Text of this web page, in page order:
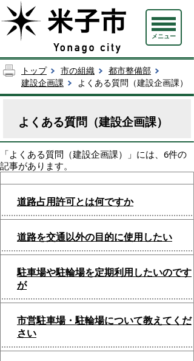
メニュー
トップ 市の組織
都市整備部
建設企画課
よくある質問（建設企画課）
よくある質問（建設企画課）
「よくある質問（建設企画課） 」には、 6件の
記事があります。
道路占用許可とは何ですか
道路を交通以外の目的に使用したい
駐車場や駐輪場を定期利用したいのです
が
市営駐車場・駐輪場について教えてくだ
さい